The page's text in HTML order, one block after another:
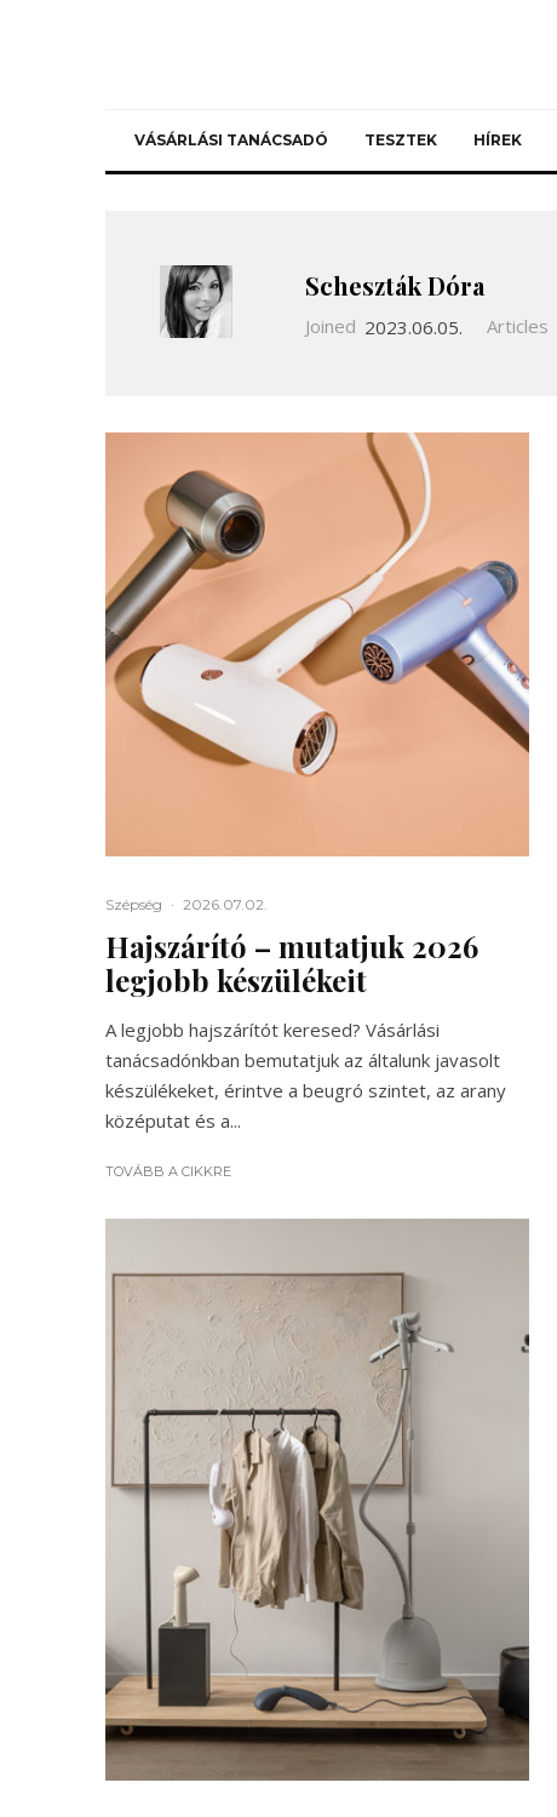
VÁSÁRLÁSI TANÁCSADÓ TESZTEK HÍREK
Scheszták Dóra
Joined 2023.06.05. Articles
Szépség · 2026.07.02.
Hajszárító – mutatjuk 2026
legjobb készülékeit
A legjobb hajszárítót keresed? Vásárlási
tanácsadónkban bemutatjuk az általunk javasolt
készülékeket, érintve a beugró szintet, az arany
középutat és a...
TOVÁBB A CIKKRE